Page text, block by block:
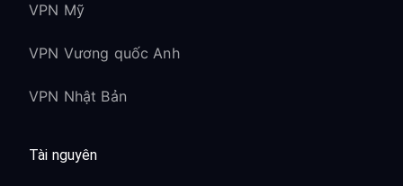
VPN Mỹ
VPN Vương quốc Anh
VPN Nhật Bản
Tài nguyên